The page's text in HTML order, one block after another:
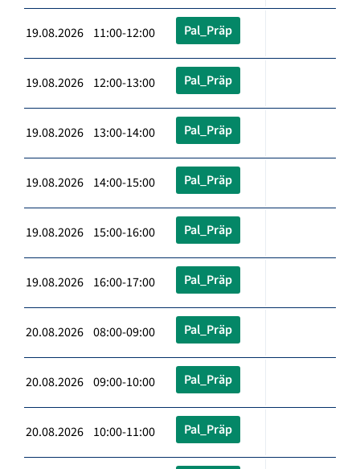
19.08.2026 11:00-12:00 Pal_Präp
19.08.2026 12:00-13:00 Pal_Präp
19.08.2026 13:00-14:00 Pal_Präp
19.08.2026 14:00-15:00 Pal_Präp
19.08.2026 15:00-16:00 Pal_Präp
19.08.2026 16:00-17:00 Pal_Präp
20.08.2026 08:00-09:00 Pal_Präp
20.08.2026 09:00-10:00 Pal_Präp
20.08.2026 10:00-11:00 Pal_Präp